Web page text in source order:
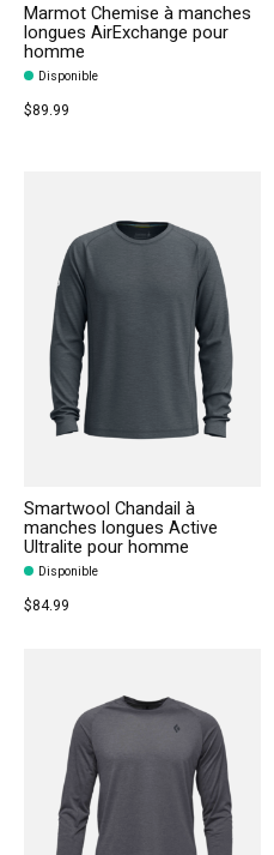
Marmot Chemise à manches
longues AirExchange pour
homme
Disponible
$89.99
Smartwool Chandail à
manches longues Active
Ultralite pour homme
Disponible
$84.99